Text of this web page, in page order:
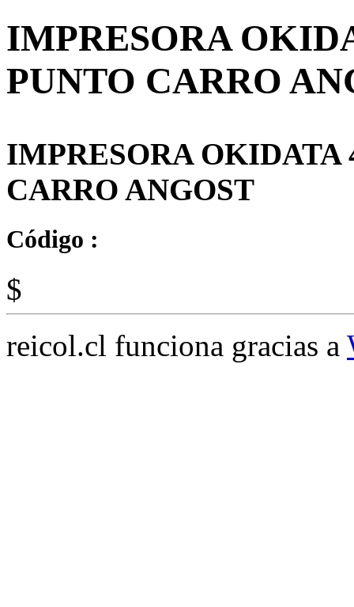
IMPRESORA
PUNTO CARRO
IMPRESORA OKIDATA
CARRO ANGOST
Código :
$
reicol.cl funciona gracias a